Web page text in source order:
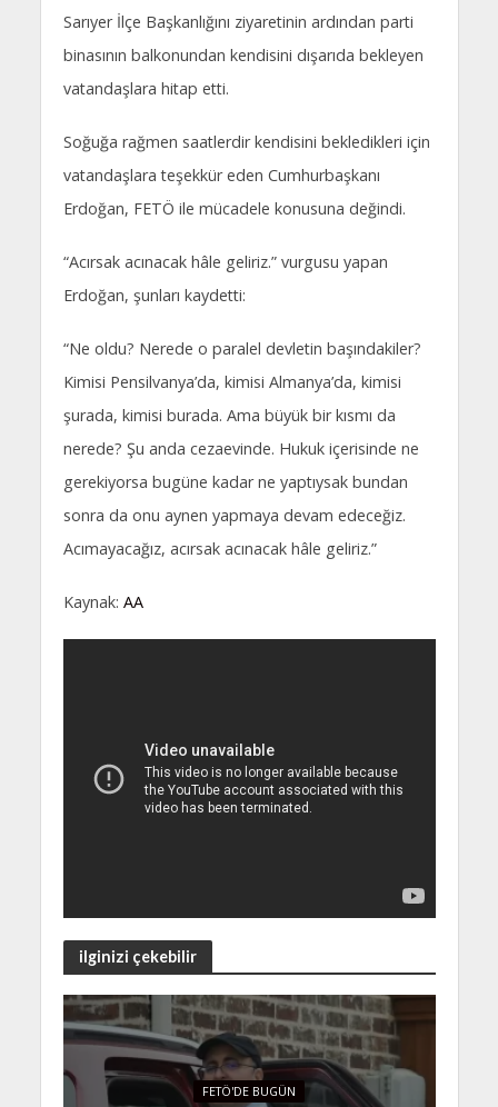
Sarıyer İlçe Başkanlığını ziyaretinin ardından parti
binasının balkonundan kendisini dışarıda bekleyen
vatandaşlara hitap etti.
Soğuğa rağmen saatlerdir kendisini bekledikleri için
vatandaşlara teşekkür eden Cumhurbaşkanı
Erdoğan, FETÖ ile mücadele konusuna değindi.
“Acırsak acınacak hâle geliriz.” vurgusu yapan
Erdoğan, şunları kaydetti:
“Ne oldu? Nerede o paralel devletin başındakiler?
Kimisi Pensilvanya’da, kimisi Almanya’da, kimisi
şurada, kimisi burada. Ama büyük bir kısmı da
nerede? Şu anda cezaevinde. Hukuk içerisinde ne
gerekiyorsa bugüne kadar ne yaptıysak bundan
sonra da onu aynen yapmaya devam edeceğiz.
Acımayacağız, acırsak acınacak hâle geliriz.”
Kaynak: AA
ilginizi çekebilir
FETÖ'DE BUGÜN